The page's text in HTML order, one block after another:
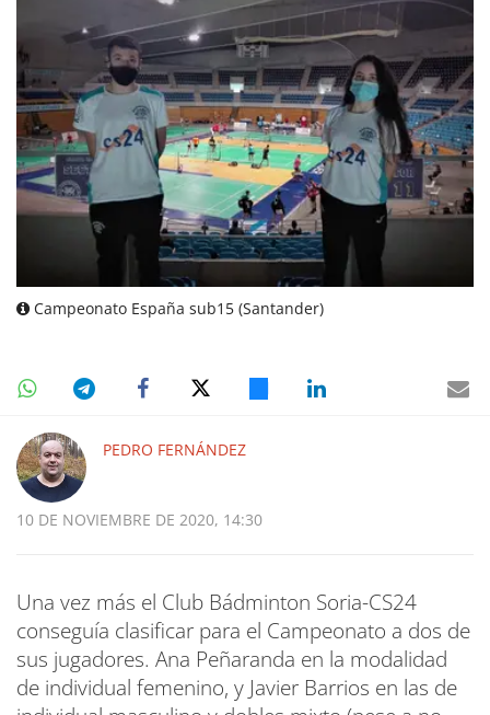
Campeonato España sub15 (Santander)
PEDRO FERNÁNDEZ
10 DE NOVIEMBRE DE 2020, 14:30
Una vez más el Club Bádminton Soria-CS24
conseguía clasificar para el Campeonato a dos de
sus jugadores. Ana Peñaranda en la modalidad
de individual femenino, y Javier Barrios en las de